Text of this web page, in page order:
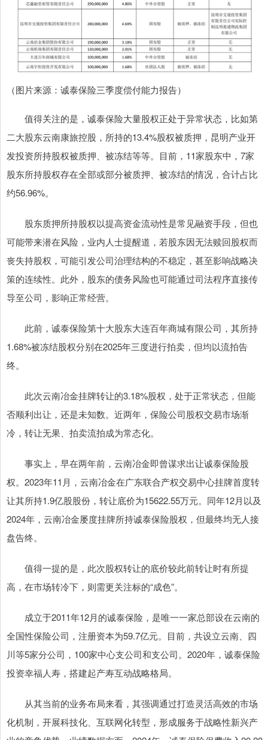
（图片来源：诚泰保险三季度偿付能力报告）
值得关注的是，诚泰保险大量股权正处于异常状态，比如第
二大股东云南康旅控股，所持的13.4%股权被质押，昆明产业开
发投资所持股权被质押、被冻结等等。目前，11家股东中，7家
股东所持股权存在全部或部分被质押、被冻结的情况，合计占比
约56.96%。
股东质押所持股权以提高资金流动性是常见融资手段，但也
可能带来潜在风险，业内人士提醒道，若股东因无法赎回股权而
丧失持股权，可能引发公司治理结构的不稳定，甚至影响战略决
策的连续性。此外，股东的债务风险也可能通过司法程序直接传
导至公司，影响正常经营。
此前，诚泰保险第十大股东大连百年商城有限公司，其所持
1.68%被冻结股权分别在2025年三度进行拍卖，但均以流拍告
终。
此次云南冶金挂牌转让的3.18%股权，处于正常状态，但能
否顺利出让，还是未知数。近两年，保险公司股权交易市场渐
冷，转让无果、拍卖流拍成为常态化。
事实上，早在两年前，云南冶金即曾谋求出让诚泰保险股
权。2023年11月，云南冶金在广东联合产权交易中心挂牌首度转
让其所持1.9亿股股份，转让底价为15622.55万元。同年12月以及
2024年，云南冶金屡度挂牌所持诚泰保险股权，但最终均无人接
盘告终。
值得一提的是，此次股权转让的底价较此前转让时有所提
高，在市场转冷下，则需更关注标的“成色”。
成立于2011年12月的诚泰保险，是唯一一家总部设在云南的
全国性保险公司，注册资本为59.7亿元。目前，共设立云南、四
川等5家分公司，100家中心支公司和支公司。2020年，诚泰保险
投资幸福人寿，搭建起产寿互动战略格局。
从其当前的业务布局来看，其强调通过打造灵活高效的市场
化机制，开展科技化、互联网化转型，形成服务于战略性新兴产